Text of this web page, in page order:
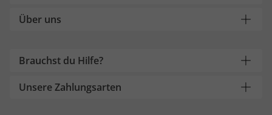
Über uns
Brauchst du Hilfe?
Unsere Zahlungsarten